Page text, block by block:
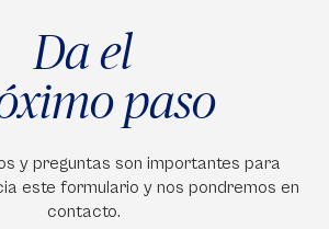
Da el
paso
y preguntas son importantes para
este formulario y nos pondremos en
contacto.